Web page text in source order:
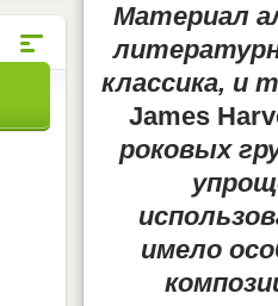
Материал
классика, и
James
роковых
имело